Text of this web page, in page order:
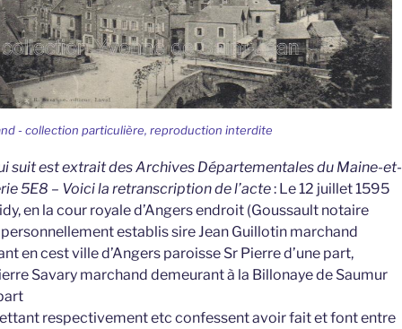
- collection particulière, reproduction interdite
suit est extrait des Archives Départementales du Maine-et-
5E8 – Voici la retranscription de l’acte: Le 12 juillet 1595
en la cour royale d’Angers endroit (Goussault notaire
establis sire Jean Guillotin marchand
en cest ville d’Angers paroisse Sr Pierre d’une part,
Savary marchand demeurant à la Billonaye de Saumur
respectivement etc confessent avoir fait et font entre